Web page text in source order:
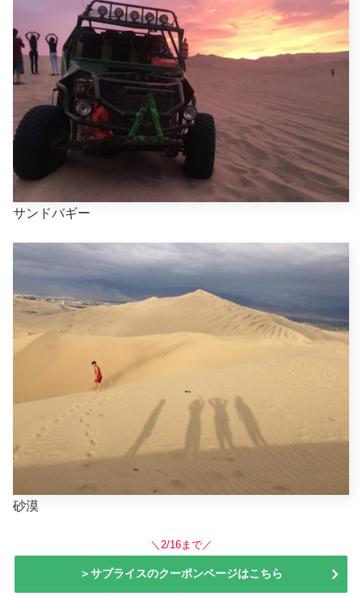
サンドバギー
砂漠
＼2/16まで／
＞サプライスのクーポンページはこちら